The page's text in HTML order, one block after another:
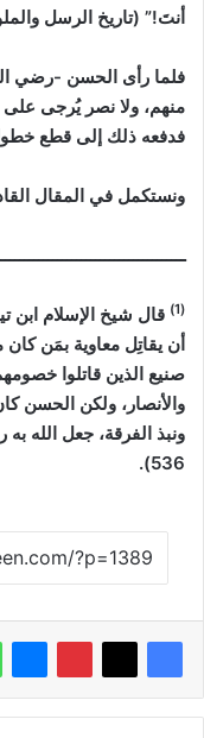
أنتَ!” (تاريخ الرسل
فلما رأى الحسن -رضي
منهم، ولا نصر يُرجى على
فدفعه ذلك إلى قطع
ونستكمل في المقال
(1) قال شيخ الإسلام ابن
أن يقاتِل معاوية بمَن
صنيع الذين قاتلوا
والأنصار، ولكن الحسن
ونبذ الفرقة، جعل الله
536)
.